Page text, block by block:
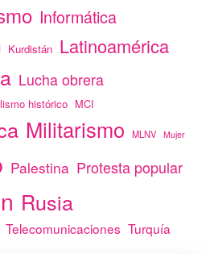
Informática
Kurdistán Latinoamérica
Lucha obrera
histórico MCI
Militarismo MLNV Mujer
Palestina Protesta popular
Rusia
Telecomunicaciones Turquía